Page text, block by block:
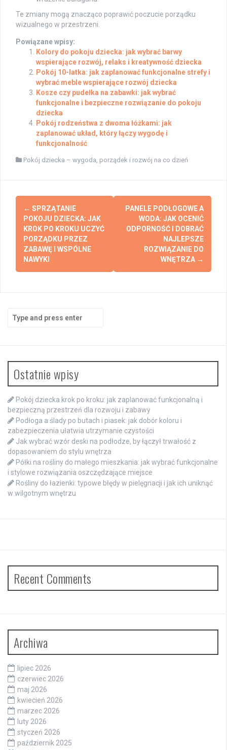
Te zmiany mogą znacząco poprawić poczucie porządku
wizualnego w przestrzeni.
Powiązane wpisy:
Kolory do pokoju dziecka: jak wybrać barwy
wspierające rozwój, relaks i kreatywność dziecka
Pokój 10-latka: jak zaplanować funkcjonalne strefy i
wybrać meble wspierające rozwój dziecka
Kosze czy pudełka na zabawki: jak wybrać
funkcjonalne i bezpieczne rozwiązanie do pokoju
dziecka
Pokój rodzeństwa z dwoma łóżkami: jak
zaplanować układ, który łączy wygodę i
funkcjonalność
Pokój dziecka – wygoda, porządek i rozwój na co dzień
Post
navigation
← SPRZĄTANIE
POKOJU DZIECKA: JAK
KROK PO KROKU UCZYĆ
PORZĄDKU PRZEZ
ZABAWĘ I WSPÓLNE
NAWYKI
PANELE PODŁOGOWE A
WODA: JAK OCENIĆ
ODPORNOŚĆ I DOBRAĆ
NAJLEPSZE
ROZWIĄZANIE DO
WNĘTRZA →
Search
for:
Ostatnie wpisy
Pokój dziecka krok po kroku: jak zaplanować funkcjonalną i
bezpieczną przestrzeń dla rozwoju i zabawy
Podłoga a ślady po butach i piasek: jak dobór koloru i
zabezpieczenia ułatwia utrzymanie czystości
Jak wybrać wzór deski na podłodze, by łączył trwałość z
dopasowaniem do stylu wnętrza
Półki na rośliny do małego mieszkania: jak wybrać funkcjonalne
i stylowe rozwiązania oszczędzające miejsce
Rośliny do łazienki: typowe błędy w pielęgnacji i jak ich uniknąć
w wilgotnym wnętrzu
Recent Comments
Archiwa
lipiec 2026
czerwiec 2026
maj 2026
kwiecień 2026
marzec 2026
luty 2026
styczeń 2026
październik 2025